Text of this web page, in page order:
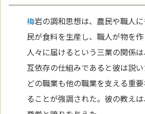
梅岩の調和思想は、農民や職人に
民が食料を生産し、職人が物を
人々に届けるという三業の関係
互依存の仕組みであると彼は説い
どの職業も他の職業を支える重
ることが強調された。彼の教え